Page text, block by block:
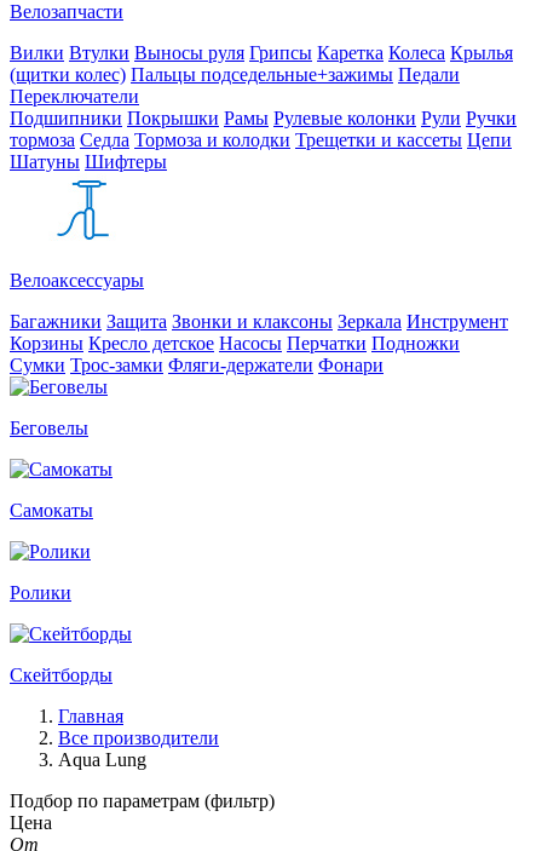
Велозапчасти
Вилки Втулки Выносы руля Грипсы Каретка Колеса Крылья
(щитки колес) Пальцы подседельные+зажимы Педали
Переключатели
Подшипники Покрышки Рамы Рулевые колонки Рули Ручки
тормоза Седла Тормоза и колодки Трещетки и кассеты Цепи
Шатуны Шифтеры
Велоаксессуары
Багажники Защита Звонки и клаксоны Зеркала Инструмент
Корзины Кресло детское Насосы Перчатки Подножки
Сумки Трос-замки Фляги-держатели Фонари
Беговелы
Самокаты
Ролики
Скейтборды
Главная
Все производители
Aqua Lung
Подбор по параметрам (фильтр)
Цена
От